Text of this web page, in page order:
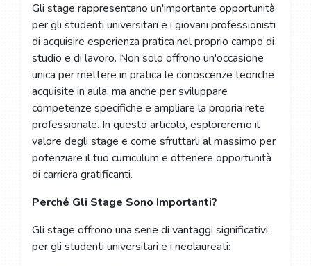
Gli stage rappresentano un'importante opportunità
per gli studenti universitari e i giovani professionisti
di acquisire esperienza pratica nel proprio campo di
studio e di lavoro. Non solo offrono un'occasione
unica per mettere in pratica le conoscenze teoriche
acquisite in aula, ma anche per sviluppare
competenze specifiche e ampliare la propria rete
professionale. In questo articolo, esploreremo il
valore degli stage e come sfruttarli al massimo per
potenziare il tuo curriculum e ottenere opportunità
di carriera gratificanti.
Perché Gli Stage Sono Importanti?
Gli stage offrono una serie di vantaggi significativi
per gli studenti universitari e i neolaureati: